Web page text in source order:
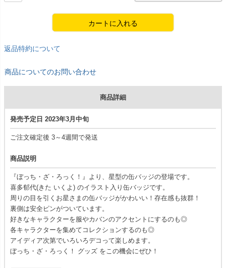
カートに入れる
返品特約について
商品についてのお問い合わせ
商品詳細
発売予定日 2023年3月中旬
ご注文確定後 3～4週間で発送
商品説明
『ぼっち・ざ・ろっく！』より、星型の缶バッジの登場です。
喜多郁代(きた いくよ) のイラスト入り缶バッジです。
周りの目を引くお星さまの缶バッジがかわいい！存在感も抜群！
裏側は安全ピンがついています。
好きなキャラクターを服やカバンのアクセントにするのも◎
各キャラクターを集めてコレクションするのも◎
アイディア次第でいろいろデコって楽しめます。
ぼっち・ざ・ろっく！ グッズ をこの機会にぜひ！